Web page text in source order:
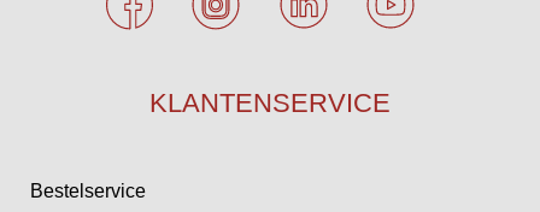
KLANTENSERVICE
Bestelservice